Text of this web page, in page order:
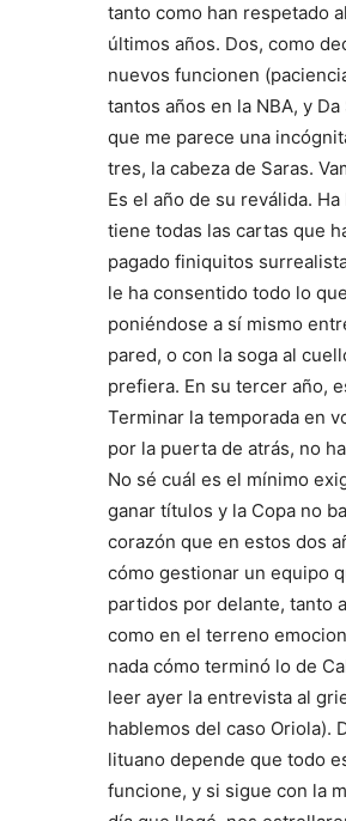
tanto como han respetado
últimos años. Dos, como
nuevos funcionen
tantos años en la NBA, y
que me parece una
tres, la cabeza de Saras.
Es el año de su reválida.
tiene todas las cartas que
pagado finiquitos
le ha consentido todo lo
poniéndose a sí mismo
pared, o con la soga al
prefiera. En su tercer año,
Terminar la temporada en
por la puerta de atrás, no
No sé cuál es el mínimo
ganar títulos y la Copa no
corazón que en estos dos
cómo gestionar un equipo
partidos por delante, tanto
como en el terreno
nada cómo terminó lo de
leer ayer la entrevista al
hablemos del caso Oriola).
lituano depende que todo
funcione, y si sigue con la